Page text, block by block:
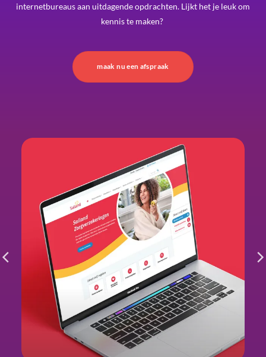
internetbureaus aan uitdagende opdrachten. Lijkt het je leuk om
kennis te maken?
maak nu een afspraak